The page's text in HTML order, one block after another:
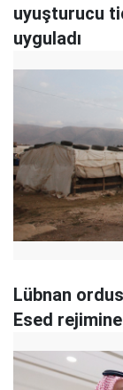
uyuşturucu
uyguladı
Lübnan
Esed